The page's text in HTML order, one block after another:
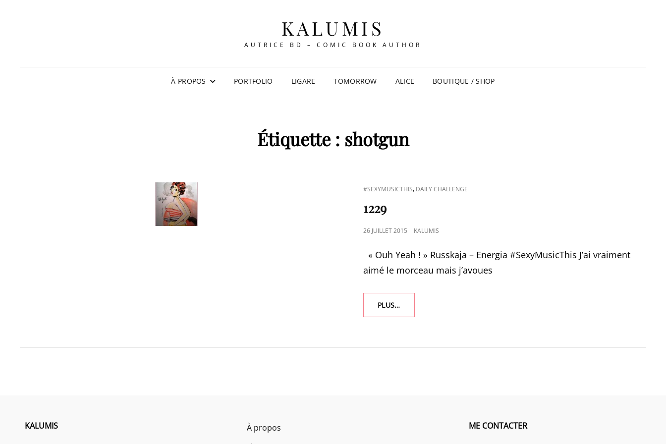
KALUMIS
AUTRICE BD – COMIC BOOK AUTHOR
À PROPOS PORTFOLIO LIGARE TOMORROW ALICE BOUTIQUE / SHOP
Étiquette : shotgun
CAT
#SEXYMUSICTHIS, DAILY CHALLENGE
1229
POSTED
26 JUILLET 2015 KALUMIS
« Ouh Yeah ! » Russkaja – Energia #SexyMusicThis J’ai vraiment
aimé le morceau mais j’avoues
PLUS…1229
KALUMIS
À propos
ME CONTACTER